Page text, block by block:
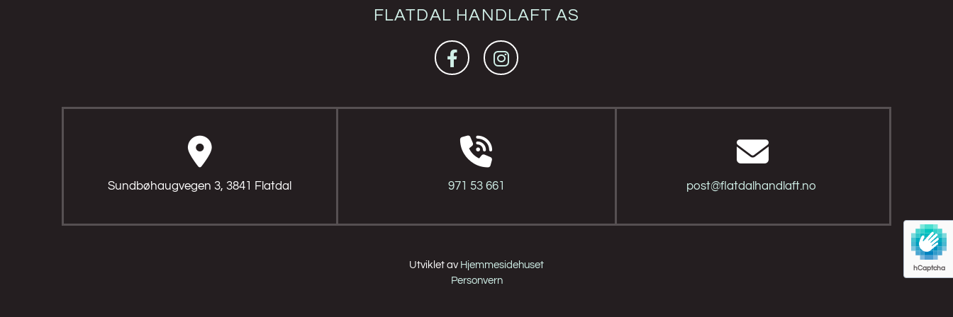
hCaptcha
FLATDAL HANDLAFT AS

Sundbøhaugvegen 3, 3841 Flatdal

971 53 661

post@flatdalhandlaft.no
Utviklet av Hjemmesidehuset
Personvern